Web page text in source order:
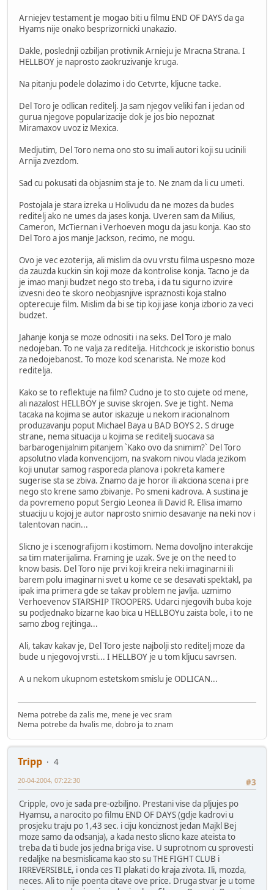
Arniejev testament je mogao biti u filmu END OF DAYS da ga
Hyams nije onako besprizornicki unakazio.
Dakle, poslednji ozbiljan protivnik Arnieju je Mracna Strana. I
HELLBOY je naprosto zaokruzivanje kruga.
Na pitanju podele dolazimo i do Cetvrte, kljucne tacke.
Del Toro je odlican reditelj. Ja sam njegov veliki fan i jedan od
gurua njegove popularizacije dok je jos bio nepoznat
Miramaxov uvoz iz Mexica.
Medjutim, Del Toro nema ono sto su imali autori koji su ucinili
Arnija zvezdom.
Sad cu pokusati da objasnim sta je to. Ne znam da li cu umeti.
Postojala je stara izreka u Holivudu da ne mozes da budes
reditelj ako ne umes da jases konja. Uveren sam da Milius,
Cameron, McTiernan i Verhoeven mogu da jasu konja. Kao sto
Del Toro a jos manje Jackson, recimo, ne mogu.
Ovo je vec ezoterija, ali mislim da ovu vrstu filma uspesno moze
da zauzda kuckin sin koji moze da kontrolise konja. Tacno je da
je imao manji budzet nego sto treba, i da tu sigurno izvire
izvesni deo te skoro neobjasnjive ispraznosti koja stalno
opterecuje film. Mislim da bi se tip koji jase konja izborio za veci
budzet.
Jahanje konja se moze odnositi i na seks. Del Toro je malo
nedojeban. To ne valja za reditelja. Hitchcock je iskoristio bonus
za nedojebanost. To moze kod scenarista. Ne moze kod
reditelja.
Kako se to reflektuje na film? Cudno je to sto cujete od mene,
ali nazalost HELLBOY je suvise skrojen. Sve je tight. Nema
tacaka na kojima se autor iskazuje u nekom iracionalnom
produzavanju poput Michael Baya u BAD BOYS 2. S druge
strane, nema situacija u kojima se reditelj suocava sa
barbarogenijalnim pitanjem `Kako ovo da snimim?` Del Toro
apsolutno vlada konvencijom, na svakom nivou vlada jezikom
koji unutar samog rasporeda planova i pokreta kamere
sugerise sta se zbiva. Znamo da je horor ili akciona scena i pre
nego sto krene samo zbivanje. Po smeni kadrova. A sustina je
da povremeno poput Sergio Leonea ili David R. Ellisa imamo
stuaciju u kojoj je autor naprosto snimio desavanje na neki nov i
talentovan nacin...
Slicno je i scenografijom i kostimom. Nema dovoljno interakcije
sa tim materijalima. Framing je uzak. Sve je on the need to
know basis. Del Toro nije prvi koji kreira neki imaginarni ili
barem polu imaginarni svet u kome ce se desavati spektakl, pa
ipak ima primera gde se takav problem ne javlja. uzmimo
Verhoevenov STARSHIP TROOPERS. Udarci njegovih buba koje
su podjednako bizarne kao bica u HELLBOYu zaista bole, i to ne
samo zbog rejtinga...
Ali, takav kakav je, Del Toro jeste najbolji sto reditelj moze da
bude u njegovoj vrsti... I HELLBOY je u tom kljucu savrsen.
A u nekom ukupnom estetskom smislu je ODLICAN...
Nema potrebe da zalis me, mene je vec sram
Nema potrebe da hvalis me, dobro ja to znam
Tripp
4
#3
20-04-2004, 07:22:30
Cripple, ovo je sada pre-ozbiljno. Prestani vise da pljujes po
Hyamsu, a narocito po filmu END OF DAYS (gdje kadrovi u
prosjeku traju po 1,43 sec. i ciju konciznost jedan Majkl Bej
moze samo da odsanja), a kada nesto slicno kaze ateista to
treba da ti bude jos jedna briga vise. U suprotnom cu sprovesti
redaljke na besmislicama kao sto su THE FIGHT CLUB i
IRREVERSIBLE, i onda ces TI plakati do kraja zivota. Ili, mozda,
neces. Ali to nije poenta citave ove price. Druga stvar je u tome